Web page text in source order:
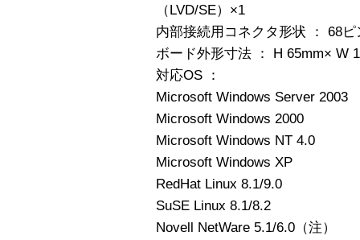
（LVD/SE）×1
内部接続用コネクタ形状 ： 68
ボード外形寸法 ： H 65mm× W
対応OS ：
Microsoft Windows Server 2003
Microsoft Windows 2000
Microsoft Windows NT 4.0
Microsoft Windows XP
RedHat Linux 8.1/9.0
SuSE Linux 8.1/8.2
Novell NetWare 5.1/6.0（注）